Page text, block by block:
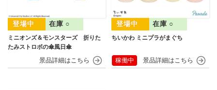
ミニオンズ＆モンスターズ 折りた
たみストロボの傘風日傘
在庫 ○
ちいかわ ミニプラがまぐち
在庫 ○
稼働中